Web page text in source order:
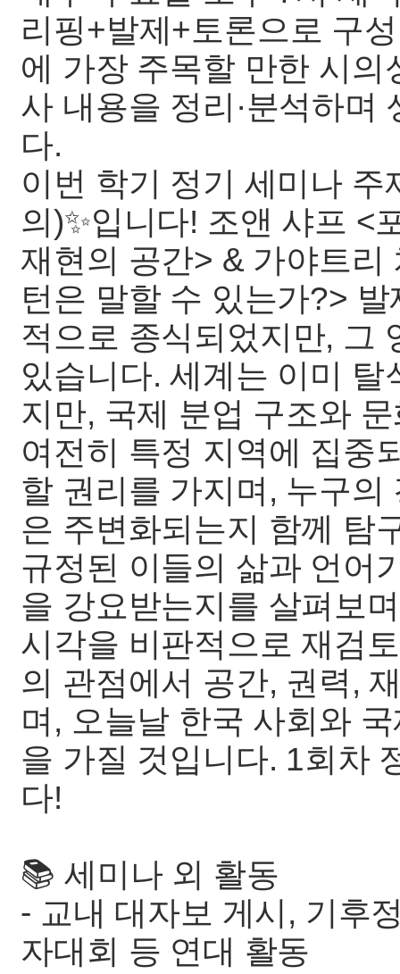
리핑+발제+토론으로 구
에 가장 주목할 만한 시
사 내용을 정리·분석하며
다.
이번 학기 정기 세미나 주
의)✨입니다! 조앤 샤프 <
재현의 공간> & 가야트리
턴은 말할 수 있는가?>
적으로 종식되었지만, 그
있습니다. 세계는 이미
지만, 국제 분업 구조와
여전히 특정 지역에 집중
할 권리를 가지며, 누구
은 주변화되는지 함께 탐
규정된 이들의 삶과 언어
을 강요받는지를 살펴보
시각을 비판적으로 재검
의 관점에서 공간, 권력,
며, 오늘날 한국 사회와
을 가질 것입니다. 1회차
다!
📚 세미나 외 활동
- 교내 대자보 게시, 기후
자대회 등 연대 활동